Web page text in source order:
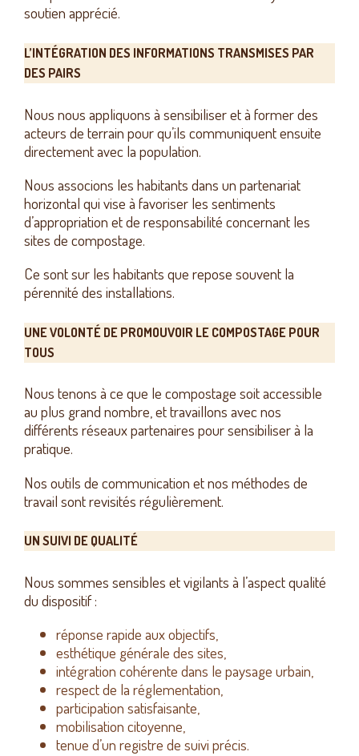
soutien apprécié.
L’INTÉGRATION DES INFORMATIONS TRANSMISES PAR
DES PAIRS
Nous nous appliquons à sensibiliser et à former des
acteurs de terrain pour qu’ils communiquent ensuite
directement avec la population.
Nous associons les habitants dans un partenariat
horizontal qui vise à favoriser les sentiments
d’appropriation et de responsabilité concernant les
sites de compostage.
Ce sont sur les habitants que repose souvent la
pérennité des installations.
UNE VOLONTÉ DE PROMOUVOIR LE COMPOSTAGE POUR
TOUS
Nous tenons à ce que le compostage soit accessible
au plus grand nombre, et travaillons avec nos
différents réseaux partenaires pour sensibiliser à la
pratique.
Nos outils de communication et nos méthodes de
travail sont revisités régulièrement.
UN SUIVI DE QUALITÉ
Nous sommes sensibles et vigilants à l’aspect qualité
du dispositif :
réponse rapide aux objectifs,
esthétique générale des sites,
intégration cohérente dans le paysage urbain,
respect de la réglementation,
participation satisfaisante,
mobilisation citoyenne,
tenue d’un registre de suivi précis.